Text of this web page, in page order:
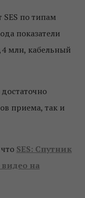
SES по типам
показатели
млн, кабельный
приема, так и
SES: Спутник
на